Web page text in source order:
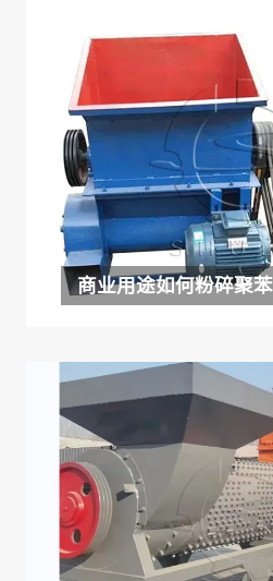
商业用途如何粉碎聚